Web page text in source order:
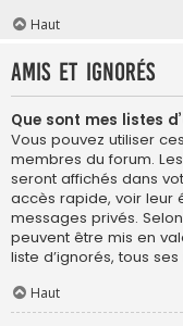
Haut
Amis et ignorés
Que sont mes listes
Vous pouvez utiliser
membres du forum.
seront affichés dans
accès rapide, voir leur
messages privés.
peuvent être mis en
liste d’ignorés, tous
Haut